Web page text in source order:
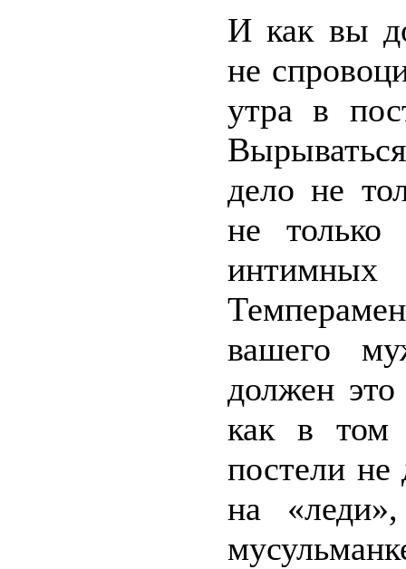
И как вы
не
утра в
дело не
не
вашего
должен
как в том
постели не
на